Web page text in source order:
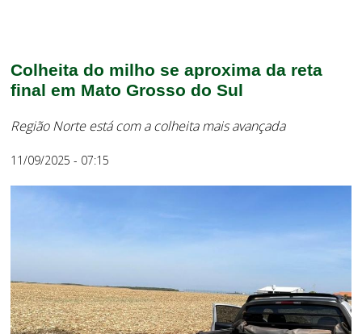
Colheita do milho se aproxima da reta
final em Mato Grosso do Sul
Região Norte está com a colheita mais avançada
11/09/2025 - 07:15